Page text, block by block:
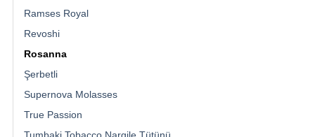
Ramses Royal
Revoshi
Rosanna
Şerbetli
Supernova Molasses
True Passion